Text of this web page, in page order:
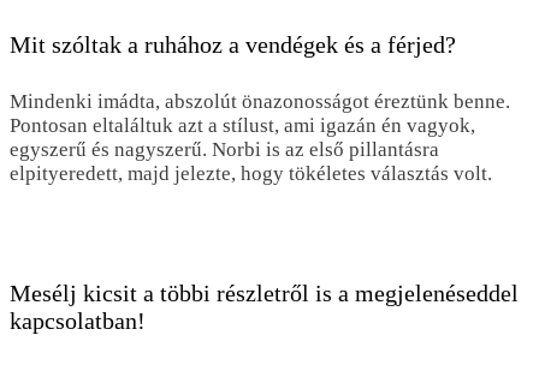
Mit szóltak a ruhához a vendégek és a férjed?
Mindenki imádta, abszolút önazonosságot éreztünk benne.
Pontosan eltaláltuk azt a stílust, ami igazán én vagyok,
egyszerű és nagyszerű. Norbi is az első pillantásra
elpityeredett, majd jelezte, hogy tökéletes választás volt.
Mesélj kicsit a többi részletről is a megjelenéseddel
kapcsolatban!